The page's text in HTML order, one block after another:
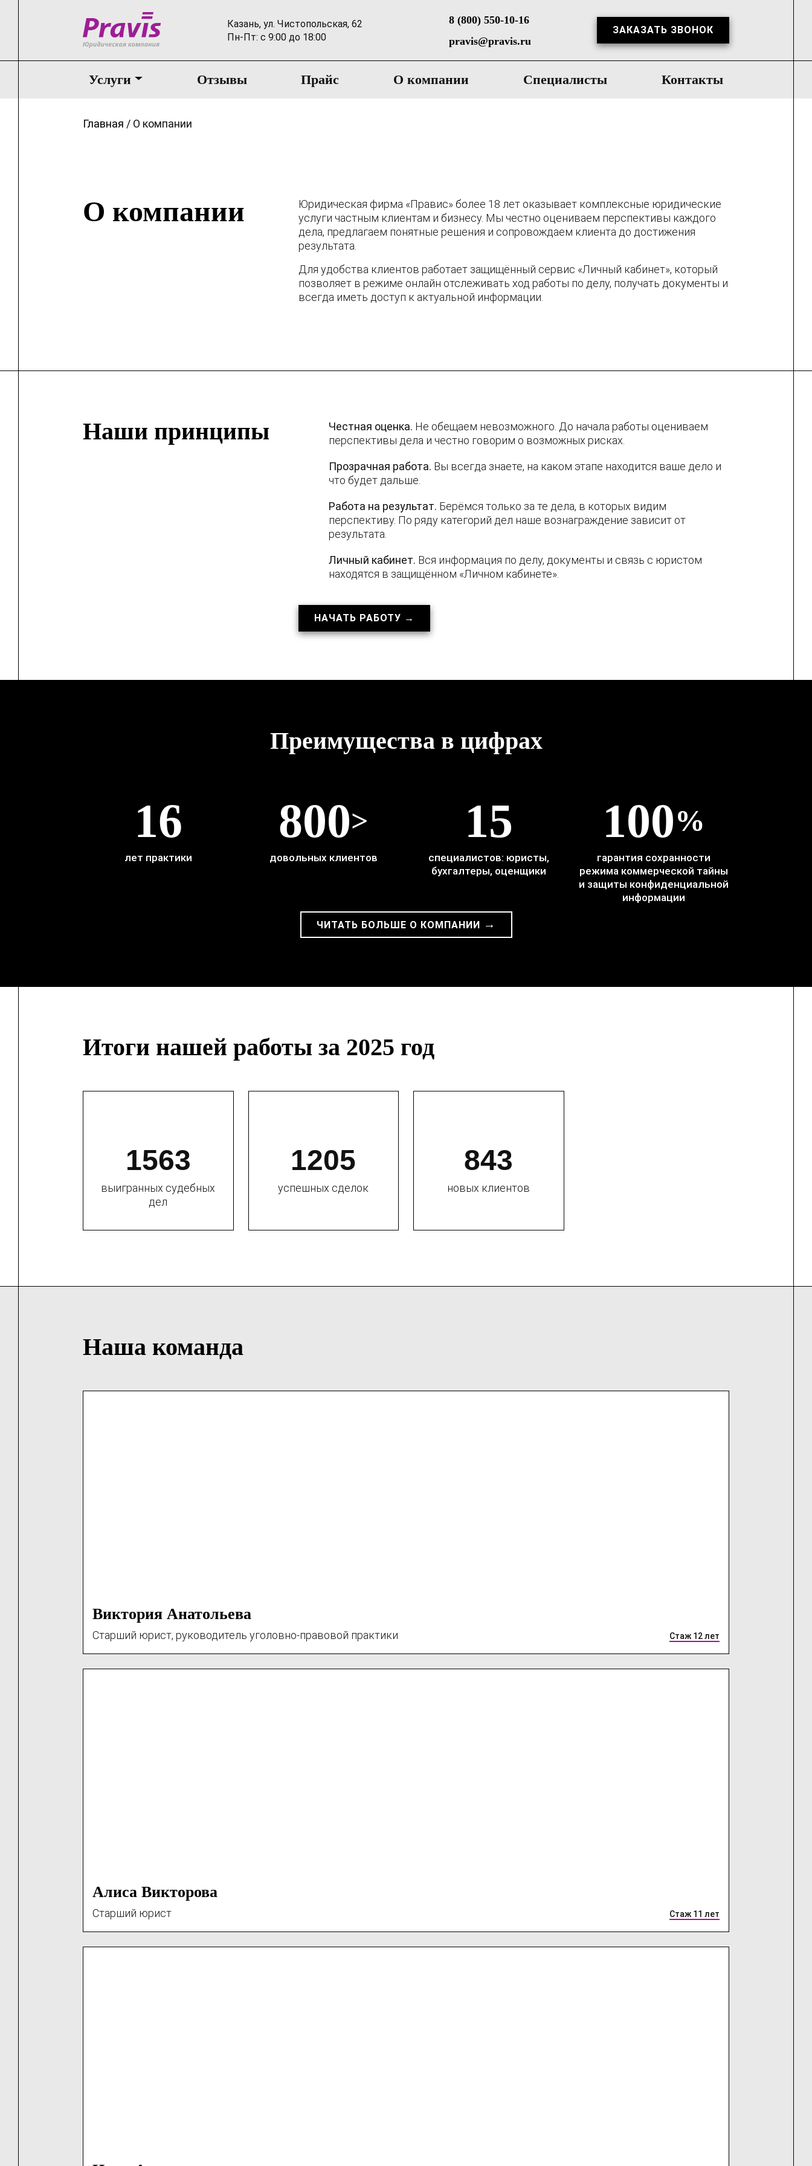
Казань, ул. Чистопольская, 62
Пн-Пт: с 9:00 до 18:00
8 (800) 550-10-16
pravis@pravis.ru
ЗАКАЗАТЬ ЗВОНОК
Услуги Отзывы Прайс О компании Специалисты Контакты
Главная / О компании
О компании
Юридическая фирма «Правис» более 18 лет оказывает комплексные юридические
услуги частным клиентам и бизнесу. Мы честно оцениваем перспективы каждого
дела, предлагаем понятные решения и сопровождаем клиента до достижения
результата.
Для удобства клиентов работает защищённый сервис «Личный кабинет», который
позволяет в режиме онлайн отслеживать ход работы по делу, получать документы и
всегда иметь доступ к актуальной информации.
Наши принципы Честная оценка. Не обещаем невозможного. До начала работы оцениваем
перспективы дела и честно говорим о возможных рисках.
Прозрачная работа. Вы всегда знаете, на каком этапе находится ваше дело и
что будет дальше.
Работа на результат. Берёмся только за те дела, в которых видим
перспективу. По ряду категорий дел наше вознаграждение зависит от
результата.
Личный кабинет. Вся информация по делу, документы и связь с юристом
находятся в защищённом «Личном кабинете».
НАЧАТЬ РАБОТУ →
Преимущества в цифрах
16
лет практики
800>
довольных клиентов
15
специалистов: юристы,
бухгалтеры, оценщики
100%
гарантия сохранности
режима коммерческой тайны
и защиты конфиденциальной
информации
ЧИТАТЬ БОЛЬШЕ О КОМПАНИИ →
Итоги нашей работы за 2025 год
1563
выигранных судебных
дел
1205
успешных сделок
843
новых клиентов
Наша команда
Виктория Анатольева
Старший юрист, руководитель уголовно-правовой практики Стаж 12 лет
Алиса Викторова
Старший юрист Стаж 11 лет